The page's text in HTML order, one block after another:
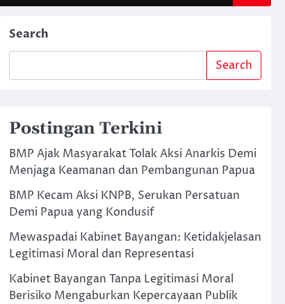
Search
Search
Postingan Terkini
BMP Ajak Masyarakat Tolak Aksi Anarkis Demi
Menjaga Keamanan dan Pembangunan Papua
BMP Kecam Aksi KNPB, Serukan Persatuan
Demi Papua yang Kondusif
Mewaspadai Kabinet Bayangan: Ketidakjelasan
Legitimasi Moral dan Representasi
Kabinet Bayangan Tanpa Legitimasi Moral
Berisiko Mengaburkan Kepercayaan Publik